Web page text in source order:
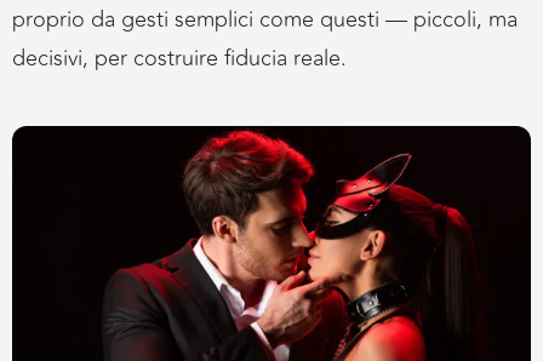
proprio da gesti semplici come questi — piccoli, ma
decisivi, per costruire fiducia reale.